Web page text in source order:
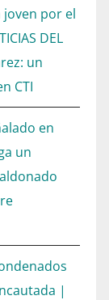
por el
DEL
un
CTI
en
un
|